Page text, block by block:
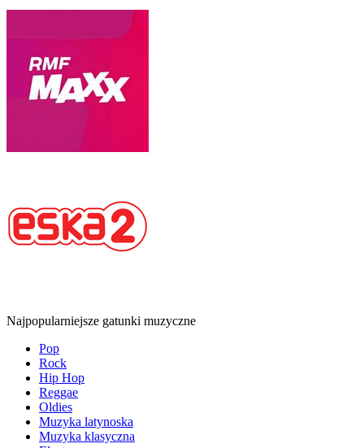
Najpopularniejsze gatunki muzyczne
Pop
Rock
Hip Hop
Reggae
Oldies
Muzyka latynoska
Muzyka klasyczna